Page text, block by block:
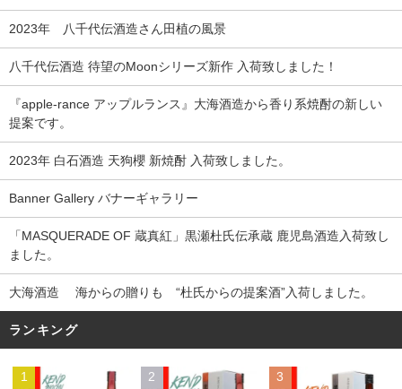
2023年 八千代伝酒造さん田植の風景
八千代伝酒造 待望のMoonシリーズ新作 入荷致しました！
『apple-rance アップルランス』大海酒造から香り系焼酎の新しい
提案です。
2023年 白石酒造 天狗櫻 新焼酎 入荷致しました。
Banner Gallery バナーギャラリー
「MASQUERADE OF 蔵真紅」黒瀬杜氏伝承蔵 鹿児島酒造入荷致し
ました。
大海酒造 海からの贈りも “杜氏からの提案酒”入荷しました。
ランキング
1 2 3